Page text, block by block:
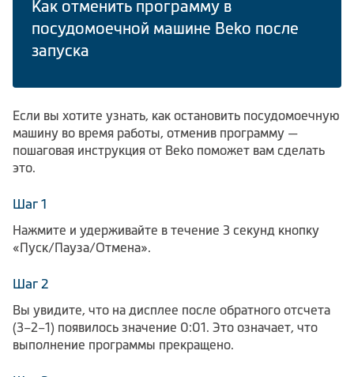
Климатическая техника
Сравнить
Как отменить программу в
посудомоечной машине Beko после
запуска
Если вы хотите узнать, как остановить посудомоечную
машину во время работы, отменив программу —
пошаговая инструкция от Beko поможет вам сделать
это.
Шаг 1
Нажмите и удерживайте в течение 3 секунд кнопку
«Пуск/Пауза/Отмена».
Шаг 2
Вы увидите, что на дисплее после обратного отсчета
(3–2–1) появилось значение 0:01. Это означает, что
выполнение программы прекращено.